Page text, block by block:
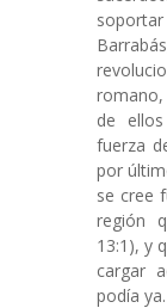
de
fuerza
por
se cree
región
13:1), y
cargar
podía ya.